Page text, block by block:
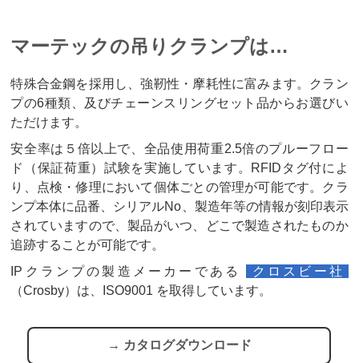
マーテックの吊りクランプは…
特殊合金鋼を採用し、強靭性・摩耗性に富みます。クラン
プの6種類、及びチェーンスリングセット品からお選びい
ただけます。
安全率は５倍以上で、全品使用荷重2.5倍のプルーフロー
ド（保証荷重）試験を実施しています。RFIDタグ付によ
り、点検・修理において個体ごとの管理が可能です。クラ
ンプ本体に品番、シリアルNo、製造年等の情報が刻印表示
されていますので、製品がいつ、どこで製造されたものか
追跡することが可能です。
IPクランプの製造メーカーである
クロスビー社
（Crosby）は、ISO9001 を取得しています。
→ カタログダウンロード